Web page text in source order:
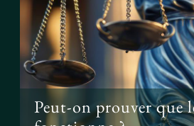
Peut-on prouver
fonctionne
Peut-on prouver que